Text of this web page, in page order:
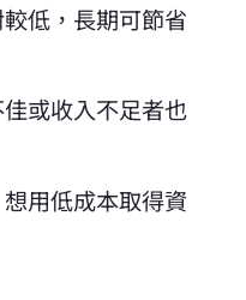
低，長期可節省
或收入不足者也
用低成本取得資